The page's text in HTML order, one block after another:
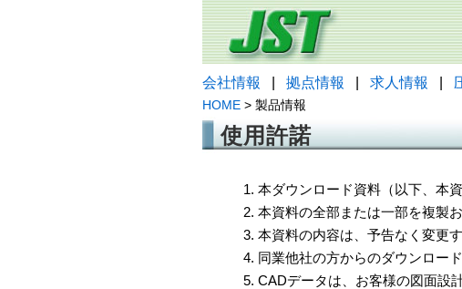
会社情報 拠点情報 求人情報
HOME > 製品情報
使用許諾
1. 本ダウンロード資料（以下、本
2. 本資料の全部または一部を複製
3. 本資料の内容は、予告なく変更
4. 同業他社の方からのダウンロー
5. CADデータは、お客様の図面設